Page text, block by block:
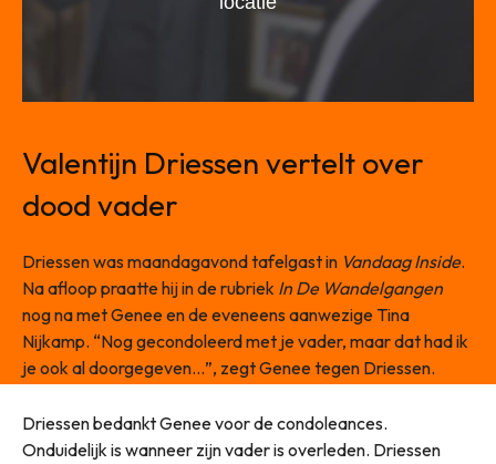
Valentijn Driessen vertelt over
dood vader
Driessen was maandagavond tafelgast in Vandaag Inside.
Na afloop praatte hij in de rubriek In De Wandelgangen
nog na met Genee en de eveneens aanwezige Tina
Nijkamp. “Nog gecondoleerd met je vader, maar dat had ik
je ook al doorgegeven…”, zegt Genee tegen Driessen.
Driessen bedankt Genee voor de condoleances.
Onduidelijk is wanneer zijn vader is overleden. Driessen